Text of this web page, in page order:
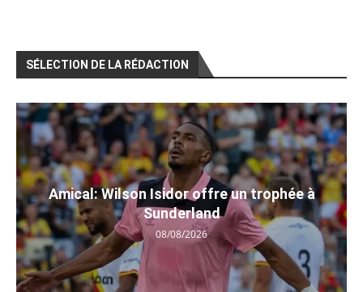
SÉLECTION DE LA RÉDACTION
Amical: Wilson Isidor offre un trophée à
Sunderland
08/08/2026